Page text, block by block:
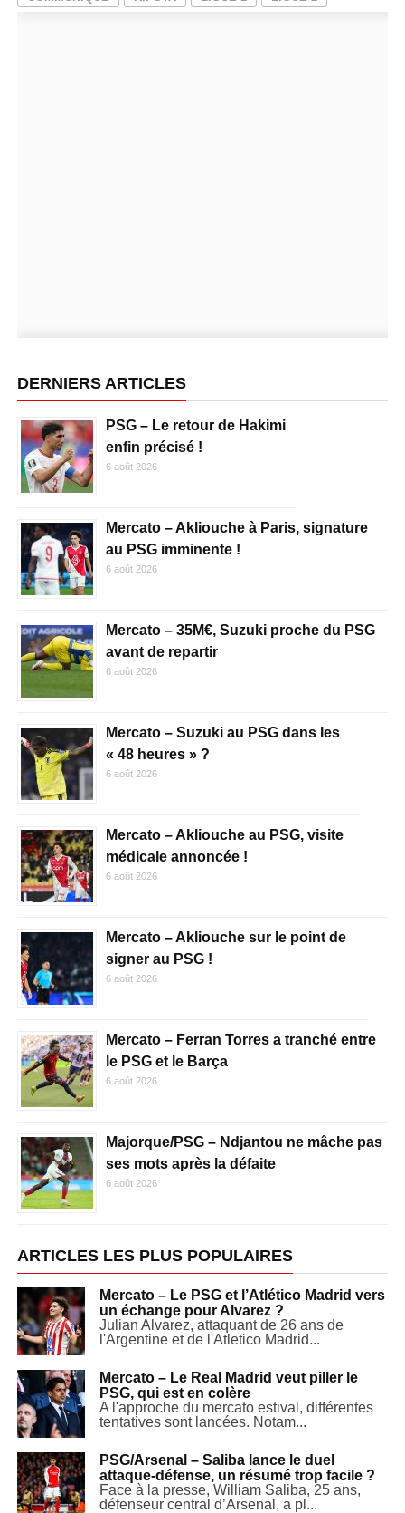
DERNIERS ARTICLES
PSG – Le retour de Hakimi
enfin précisé !
6 août 2026
Mercato – Akliouche à Paris, signature
au PSG imminente !
6 août 2026
Mercato – 35M€, Suzuki proche du PSG
avant de repartir
6 août 2026
Mercato – Suzuki au PSG dans les
« 48 heures » ?
6 août 2026
Mercato – Akliouche au PSG, visite
médicale annoncée !
6 août 2026
Mercato – Akliouche sur le point de
signer au PSG !
6 août 2026
Mercato – Ferran Torres a tranché entre
le PSG et le Barça
6 août 2026
Majorque/PSG – Ndjantou ne mâche pas
ses mots après la défaite
6 août 2026
ARTICLES LES PLUS POPULAIRES
Mercato – Le PSG et l’Atlético Madrid vers
un échange pour Alvarez ?
Julian Alvarez, attaquant de 26 ans de
l'Argentine et de l'Atletico Madrid...
Mercato – Le Real Madrid veut piller le
PSG, qui est en colère
A l'approche du mercato estival, différentes
tentatives sont lancées. Notam...
PSG/Arsenal – Saliba lance le duel
attaque-défense, un résumé trop facile ?
Face à la presse, William Saliba, 25 ans,
défenseur central d’Arsenal, a pl...